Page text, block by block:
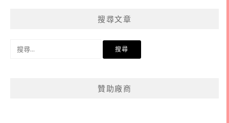
搜尋文章
贊助廠商